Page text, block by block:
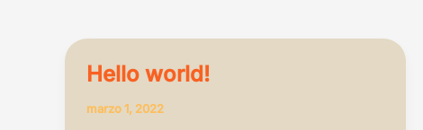
Hello world!
marzo 1, 2022